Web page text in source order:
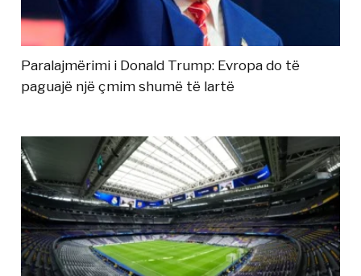
Paralajmërimi i Donald Trump: Evropa do të
paguajë një çmim shumë të lartë